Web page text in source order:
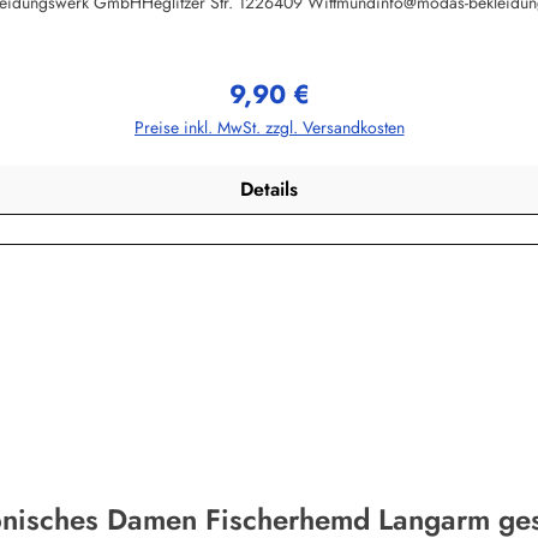
Regulärer Preis:
9,90 €
Preise inkl. MwSt. zzgl. Versandkosten
Details
Damen Fischerhemd Langarm